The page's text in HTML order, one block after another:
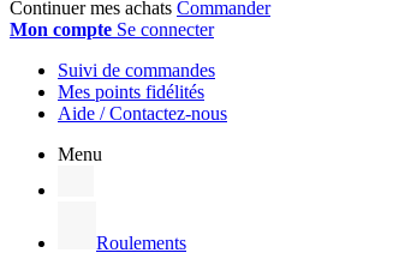
Continuer mes achats Commander
Mon compte Se connecter
Suivi de commandes
Mes points fidélités
Aide / Contactez-nous
Menu
Roulements